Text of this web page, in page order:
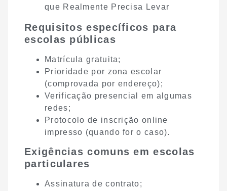
Requisitos específicos para
escolas públicas
Matrícula gratuita;
Prioridade por zona escolar
(comprovada por endereço);
Verificação presencial em algumas
redes;
Protocolo de inscrição online
impresso (quando for o caso).
Exigências comuns em escolas
particulares
Assinatura de contrato;